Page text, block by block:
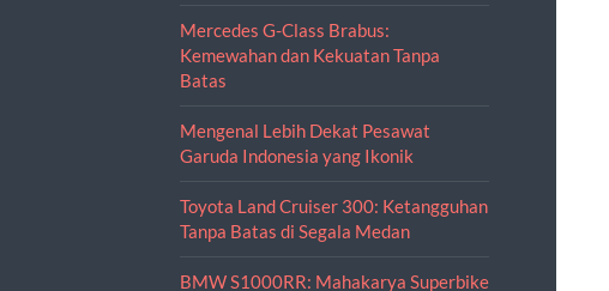
Mercedes G-Class Brabus:
Kemewahan dan Kekuatan Tanpa
Batas
Mengenal Lebih Dekat Pesawat
Garuda Indonesia yang Ikonik
Toyota Land Cruiser 300: Ketangguhan
Tanpa Batas di Segala Medan
BMW S1000RR: Mahakarya Superbike